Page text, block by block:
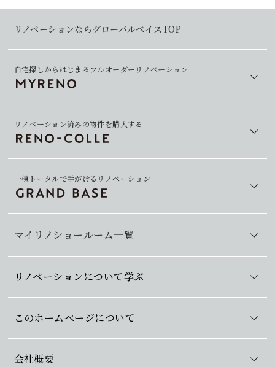
リノベーションならグローバルベイスTOP
自宅探しからはじまるフルオーダーリノベーション
マイリノショールーム一覧
リノベーション済みの物件を購入する
一棟トータルで手がけるリノベーション
リノベーションについて学ぶ
このホームページについて
会社概要